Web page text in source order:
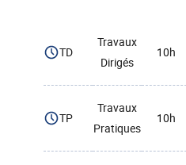
TD
Travaux
Dirigés
10h
TP
Travaux
Pratiques
10h